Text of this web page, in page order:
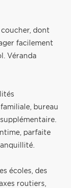
dont
facilement
Véranda
bureau
parfaite
écoles, des
routiers,